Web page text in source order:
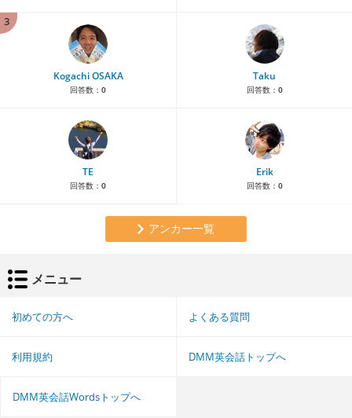
3
Kogachi OSAKA
回答数： 0
Taku
回答数： 0
TE
回答数： 0
Erik
回答数： 0
アンカー一覧
メニュー
初めての方へ よくある質問
利用規約 DMM英会話トップへ
DMM英会話Wordsトップへ